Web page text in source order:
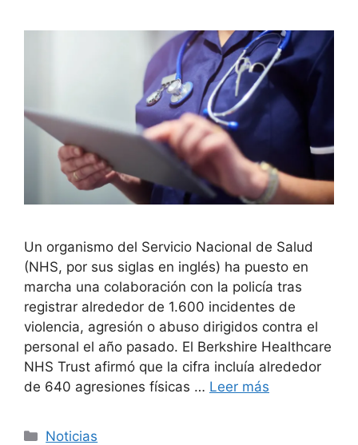
Un organismo del Servicio Nacional de Salud
(NHS, por sus siglas en inglés) ha puesto en
marcha una colaboración con la policía tras
registrar alrededor de 1.600 incidentes de
violencia, agresión o abuso dirigidos contra el
personal el año pasado. El Berkshire Healthcare
NHS Trust afirmó que la cifra incluía alrededor
de 640 agresiones físicas … Leer más
Categorías
Noticias